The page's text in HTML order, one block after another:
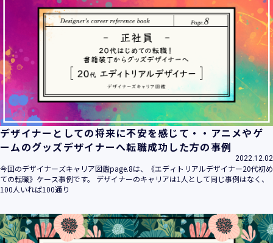
デザイナーとしての将来に不安を感じて・・アニメやゲ
ームのグッズデザイナーへ転職成功した方の事例
2022.12.02
今回のデザイナーズキャリア図鑑page.8は、《エディトリアルデザイナー20代初め
ての転職》ケース事例です。 デザイナーのキャリアは1人として同じ事例はなく、
100人いれば100通り